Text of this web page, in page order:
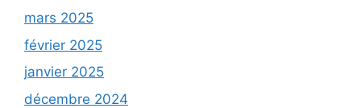
mars 2025
février 2025
janvier 2025
décembre 2024